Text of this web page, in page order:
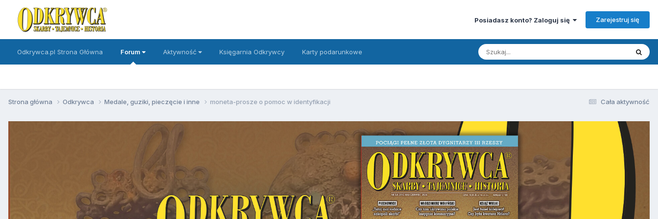
Posiadasz konto? Zaloguj się Zarejestruj się
Odkrywca.pl Strona Główna Forum Aktywność Księgarnia Odkrywcy Karty podarunkowe
Cała aktywność
Strona główna Odkrywca Medale, guziki, pieczęcie i inne moneta-prosze o pomoc w identyfikacji